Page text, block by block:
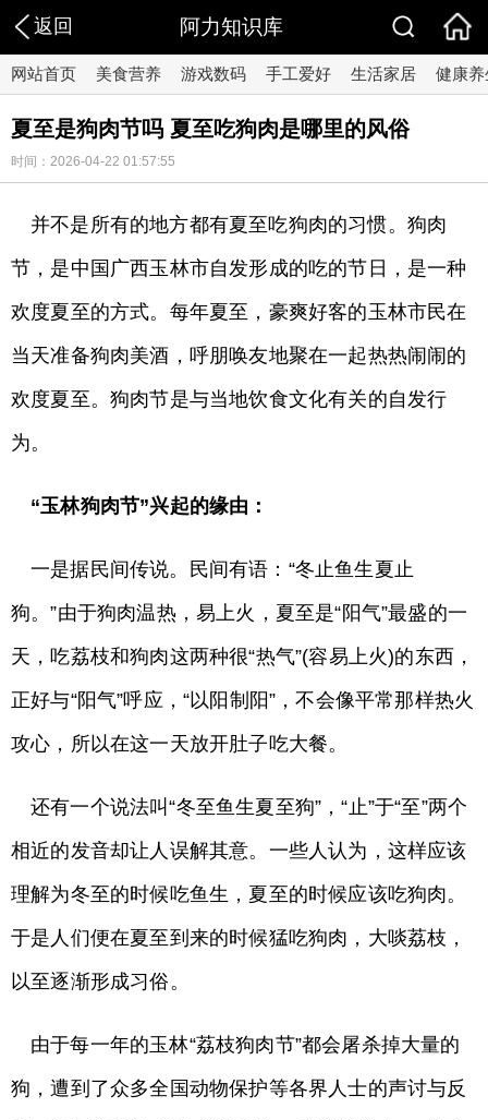
返回 阿力知识库
网站首页 美食营养 游戏数码 手工爱好 生活家居 健康养
夏至是狗肉节吗 夏至吃狗肉是哪里的风俗
时间：2026-04-22 01:57:55
并不是所有的地方都有夏至吃狗肉的习惯。狗肉
节，是中国广西玉林市自发形成的吃的节日，是一种
欢度夏至的方式。每年夏至，豪爽好客的玉林市民在
当天准备狗肉美酒，呼朋唤友地聚在一起热热闹闹的
欢度夏至。狗肉节是与当地饮食文化有关的自发行
为。
“玉林狗肉节”兴起的缘由：
一是据民间传说。民间有语：“冬止鱼生夏止
狗。”由于狗肉温热，易上火，夏至是“阳气”最盛的一
天，吃荔枝和狗肉这两种很“热气”(容易上火)的东西，
正好与“阳气”呼应，“以阳制阳”，不会像平常那样热火
攻心，所以在这一天放开肚子吃大餐。
还有一个说法叫“冬至鱼生夏至狗”，“止”于“至”两个
相近的发音却让人误解其意。一些人认为，这样应该
理解为冬至的时候吃鱼生，夏至的时候应该吃狗肉。
于是人们便在夏至到来的时候猛吃狗肉，大啖荔枝，
以至逐渐形成习俗。
由于每一年的玉林“荔枝狗肉节”都会屠杀掉大量的
狗，遭到了众多全国动物保护等各界人士的声讨与反